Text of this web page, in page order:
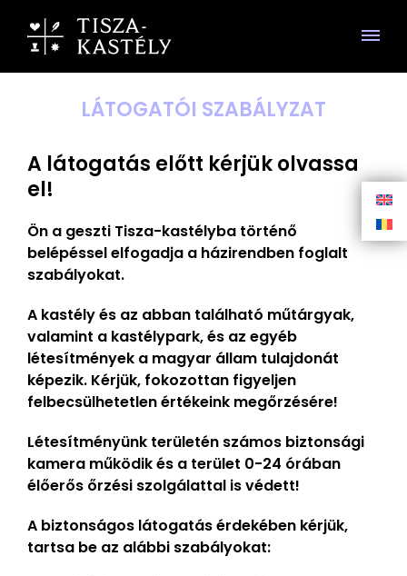
LÁTOGATÓI SZABÁLYZAT
A látogatás előtt kérjük olvassa
el!
Ön a geszti Tisza-kastélyba történő
belépéssel elfogadja a házirendben foglalt
szabályokat.
A kastély és az abban található műtárgyak,
valamint a kastélypark, és az egyéb
létesítmények a magyar állam tulajdonát
képezik. Kérjük, fokozottan figyeljen
felbecsülhetetlen értékeink megőrzésére!
Létesítményünk területén számos biztonsági
kamera működik és a terület 0-24 órában
élőerős őrzési szolgálattal is védett!
A biztonságos látogatás érdekében kérjük,
tartsa be az alábbi szabályokat: